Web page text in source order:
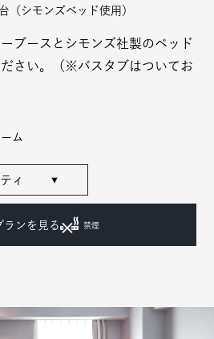
（シモンズベッド使用）
ブースとシモンズ社製のベッド
さい。（※バスタブはついてお
ム
ティ ▼
ランを見る 禁煙